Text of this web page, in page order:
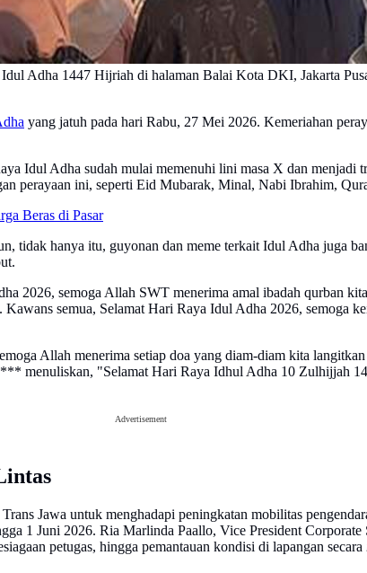
Adha 1447 Hijriah di halaman Balai Kota DKI, Jakarta
yang jatuh pada hari Rabu, 27 Mei 2026. Kemeriahan
Idul Adha sudah mulai memenuhi lini masa X dan
perayaan ini, seperti Eid Mubarak, Minal, Nabi Ibrahim,
Beras di Pasar
tidak hanya itu, guyonan dan meme terkait Idul Adha juga
2026, semoga Allah SWT menerima amal ibadah qurban
semua, Selamat Hari Raya Idul Adha 2026, semoga
Allah menerima setiap doa yang diam-diam kita
menuliskan, "Selamat Hari Raya Idhul Adha 10 Zulhijjah
Advertisement
Jawa untuk menghadapi peningkatan mobilitas
1 Juni 2026. Ria Marlinda Paallo, Vice President
petugas, hingga pemantauan kondisi di lapangan secara